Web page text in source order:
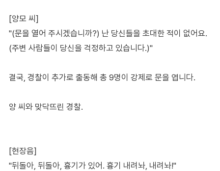
[양모 씨]
"(문을 열어 주시겠습니까?) 난 당신들을 초대한 적이 없어요.
(주변 사람들이 당신을 걱정하고 있습니다.)"
결국, 경찰이 추가로 출동해 총 9명이 강제로 문을 엽니다.
양 씨와 맞닥뜨린 경찰.
[현장음]
"뒤돌아, 뒤돌아, 흉기가 있어. 흉기 내려놔, 내려놔!"